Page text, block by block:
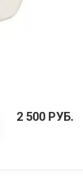
диаметр
Henry,2 500 РУБ.